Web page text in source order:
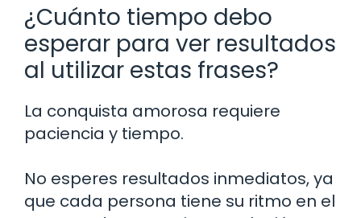
¿Cuánto tiempo debo
esperar para ver resultados
al utilizar estas frases?
La conquista amorosa requiere
paciencia y tiempo.
No esperes resultados inmediatos, ya
que cada persona tiene su ritmo en el